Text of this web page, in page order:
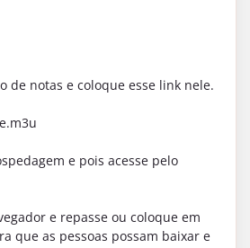
de notas e coloque esse link nele.
e pois acesse pelo
e repasse ou coloque em
que as pessoas possam baixar e